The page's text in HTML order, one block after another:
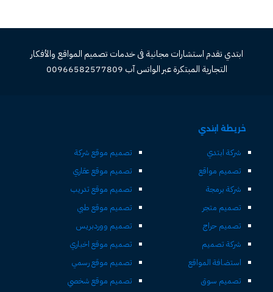
ابتدي تقدم استشارات مجانية فى خدمات تصميم المواقع والأفكار
التجارية المبتكرة عبر الواتس آب 00966582577809
خريطة ابتدي
شركة ابتدي
تصميم مواقع
شركة برمجة
تصميم متجر
تصميم حراج
شركة تصميم
استضافة المواقع
تصميم سوق
تصميم موقع شركة
تصميم موقع عقاري
تصميم موقع تدريب
تصميم موقع طبي
تصميم ووردبريس
تصميم موقع اخباري
تصميم موقع رسمي
تصميم موقع شخصي